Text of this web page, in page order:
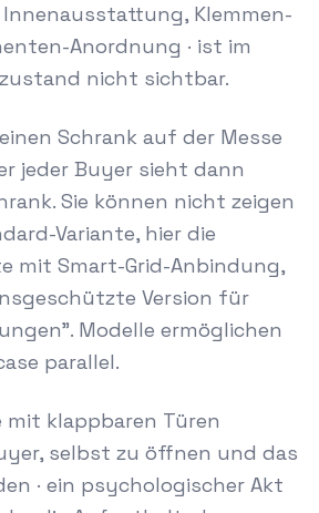
Innenausstattung, Klemmen-
Anordnung · ist im
nicht sichtbar.
Schrank auf der Messe
jeder Buyer sieht dann
Sie können nicht zeigen
Variante, hier die
mit Smart-Grid-Anbindung,
Version für
Modelle ermöglichen
parallel.
mit klappbaren Türen
selbst zu öffnen und das
· ein psychologischer Akt